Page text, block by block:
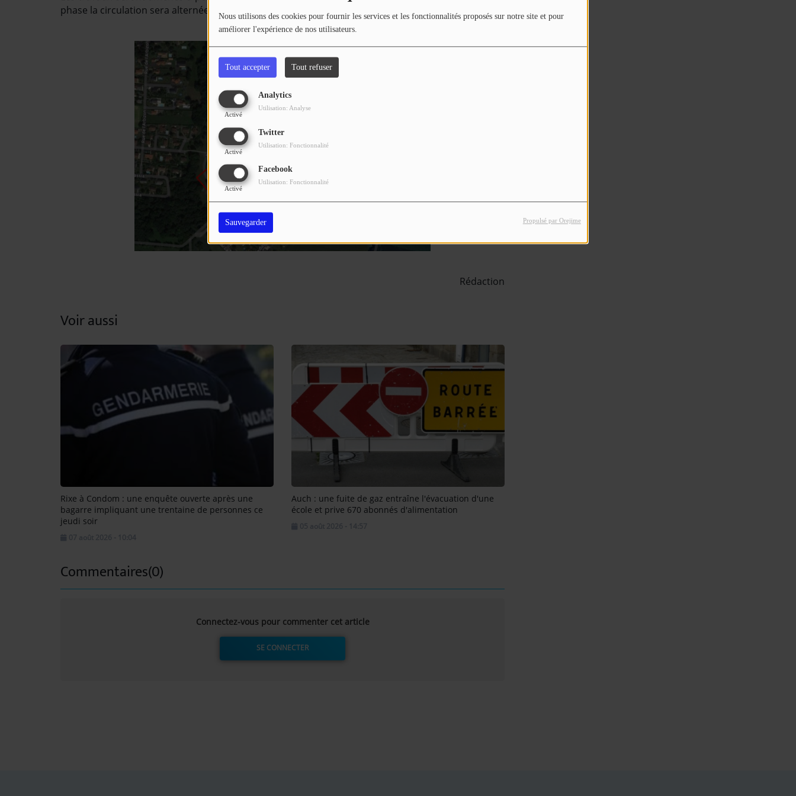
Nous utilisons des cookies pour fournir les services et les fonctionnalités proposés sur notre site et pour
améliorer l'expérience de nos utilisateurs.
Tout accepter Tout refuser
Analytics
Activé
Utilisation: Analyse
Twitter
Activé
Utilisation: Fonctionnalité
Facebook
Activé
Utilisation: Fonctionnalité
Sauvegarder Propulsé par Orejime
phase la circulation sera alternée ou neutralisée mais un accès pour les riverains sera maintenu.
Rédaction
Voir aussi
Rixe à Condom : une enquête ouverte après une
bagarre impliquant une trentaine de personnes ce
jeudi soir
Auch : une fuite de gaz entraîne l'évacuation d'une
école et prive 670 abonnés d'alimentation
Commentaires(0)
Connectez-vous pour commenter cet article
SE CONNECTER